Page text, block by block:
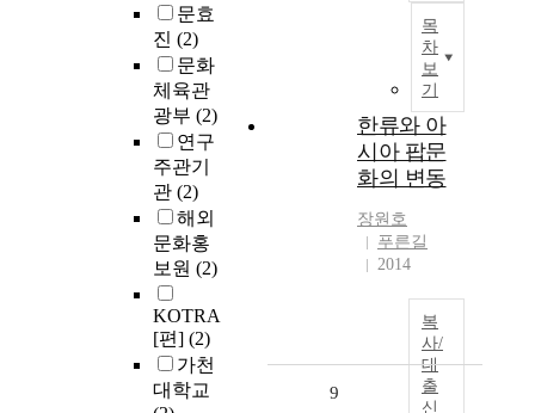
문효
진 (2)
문화
체육관
광부 (2)
연구
주관기
관 (2)
해외
문화홍
보원 (2)
KOTRA
[편] (2)
가천
대학교
목
차
보
기
한류와 아
시아 팝문
화의 변동
장원호
푸른길
2014
복
사/
대
출
신
9